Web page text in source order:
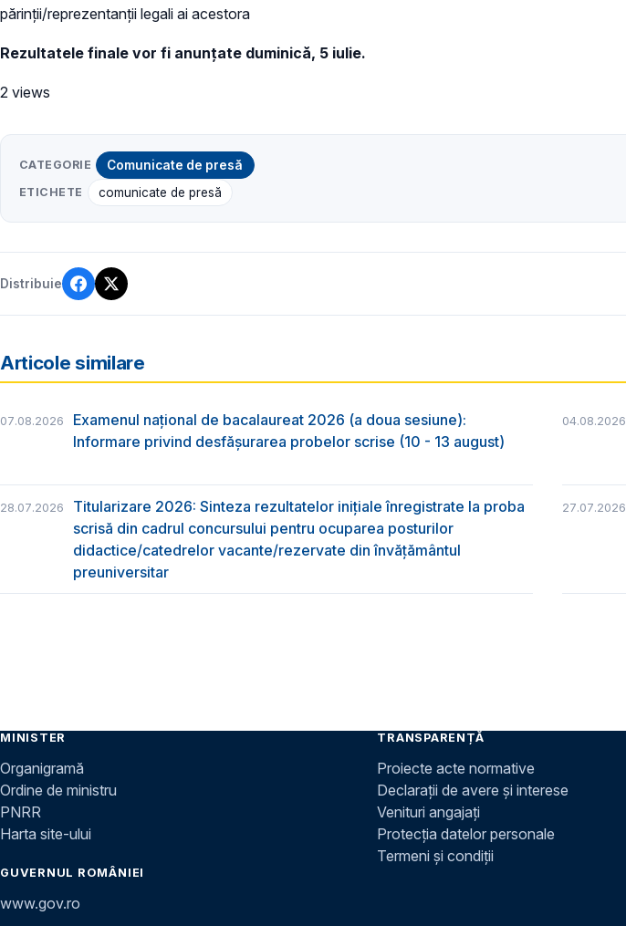
părinții/reprezentanții legali ai acestora
Rezultatele finale vor fi anunțate duminică, 5 iulie.
2 views
CATEGORIE Comunicate de presă
ETICHETE comunicate de presă
Distribuie
Articole similare
07.08.2026
Examenul național de bacalaureat 2026 (a doua sesiune):
Informare privind desfășurarea probelor scrise (10 - 13 august)
04.08.2026
28.07.2026
Titularizare 2026: Sinteza rezultatelor inițiale înregistrate la proba
scrisă din cadrul concursului pentru ocuparea posturilor
didactice/catedrelor vacante/rezervate din învăţământul
preuniversitar
27.07.2026
MINISTER
Organigramă
Ordine de ministru
PNRR
Harta site-ului
GUVERNUL ROMÂNIEI
www.gov.ro
TRANSPARENȚĂ
Proiecte acte normative
Declarații de avere și interese
Venituri angajați
Protecția datelor personale
Termeni și condiții